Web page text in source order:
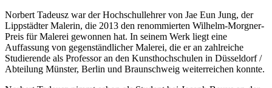
Norbert Tadeusz war der Hochschullehrer von Jae Eun Jung, der
Lippstädter Malerin, die 2013 den renommierten Wilhelm-Morgner-
Preis für Malerei gewonnen hat. In seinem Werk liegt eine
Auffassung von gegenständlicher Malerei, die er an zahlreiche
Studierende als Professor an den Kunsthochschulen in Düsseldorf /
Abteilung Münster, Berlin und Braunschweig weiterreichen konnte.